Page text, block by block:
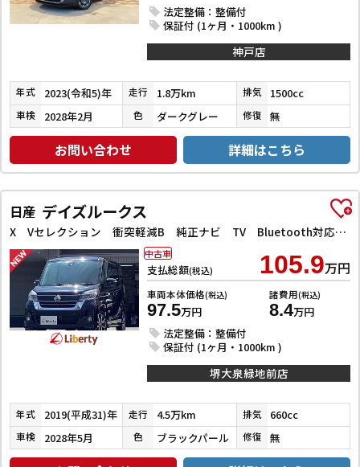
法定整備：整備付
保証付 (1ヶ月・1000km )
神戸店
年式 2023(令和5)年 走行 1.8万km 排気 1500cc
車検 2028年2月 色 ダークグレー 修復 無
お問い合わせ 詳細はこちら
日産 デイズルークス
X Vセレクション 衝突軽減B 純正ナビ TV Bluetooth対応 アラウンドビューモニター 両側自動ドア 革巻きステアリング HIDヘッドライト フォグライト スマートキー プッシュスタート アイドリングストップ
支払総額(税込) 105.9万円
車両本体価格(税込)
97.5万円
諸費用(税込)
8.4万円
法定整備：整備付
保証付 (1ヶ月・1000km )
中古車
堺大泉緑地前店
年式 2019(平成31)年 走行 4.5万km 排気 660cc
車検 2028年5月 色 ブラックパール 修復 無